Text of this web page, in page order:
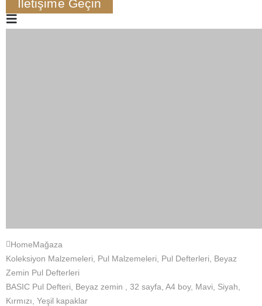
HomeMağaza
Koleksiyon Malzemeleri
Pul Malzemeleri Pul Defterleri
Beyaz
Zemin Pul Defterleri
BASIC Pul Defteri, Beyaz zemin , 32 sayfa, A4 boy, Mavi, Siyah,
Kırmızı, Yeşil kapaklar
İletişime Geçin